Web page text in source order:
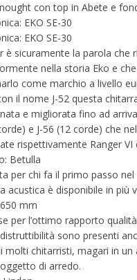
con top in Abete e
EKO SE-30
EKO SE-30
è sicuramente la parola che
nella storia Eko e
come marchio a livello
il nome J-52 questa
e migliorata fino ad
e J-56 (12 corde) che
rispettivamente Ranger VI
Betulla
per chi fa il primo passo
acustica è disponibile in più
mm
per l’ottimo rapporto
sono presenti
molti chitarristi, magari in
di arredo.